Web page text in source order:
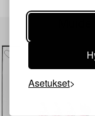
Asetukset